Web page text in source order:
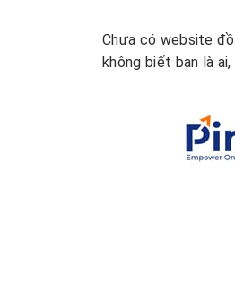
Chưa có website
không biết bạn là